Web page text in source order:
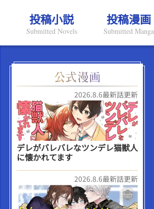
投稿小説
Submitted Novels
投稿漫画
Submitted Manga
2026.8.6最新話更新
デレがバレバレなツンデレ猫獣人
に懐かれてます
2026.8.6最新話更新